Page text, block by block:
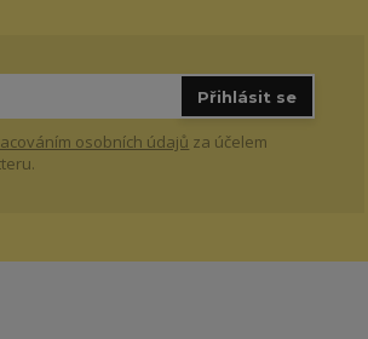
Přihlásit se
osobních údajů za účelem